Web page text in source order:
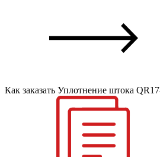
Как заказать Уплотнение штока